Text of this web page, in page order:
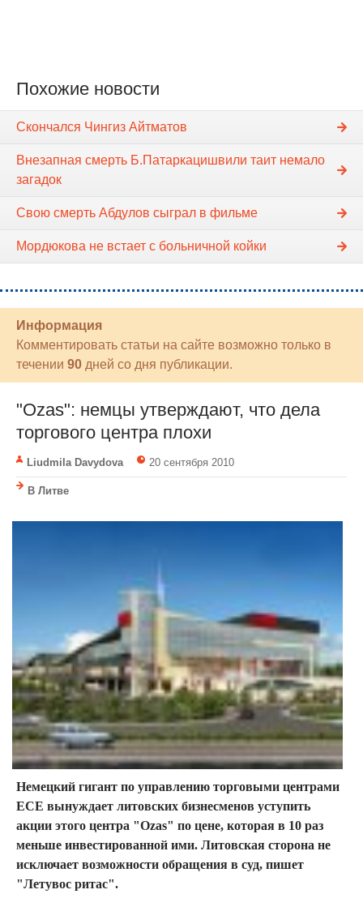
Похожие новости
Скончался Чингиз Айтматов
Внезапная смерть Б.Патаркацишвили таит немало
загадок
Свою смерть Абдулов сыграл в фильме
Мордюкова не встает с больничной койки
Информация
Комментировать статьи на сайте возможно только в
течении 90 дней со дня публикации.
"Ozas": немцы утверждают, что дела
торгового центра плохи
Liudmila Davydova 20 сентября 2010
В Литве
Немецкий гигант по управлению торговыми центрами
ECE вынуждает литовских бизнесменов уступить
акции этого центра "Ozas" по цене, которая в 10 раз
меньше инвестированной ими. Литовская сторона не
исключает возможности обращения в суд, пишет
"Летувос ритас".